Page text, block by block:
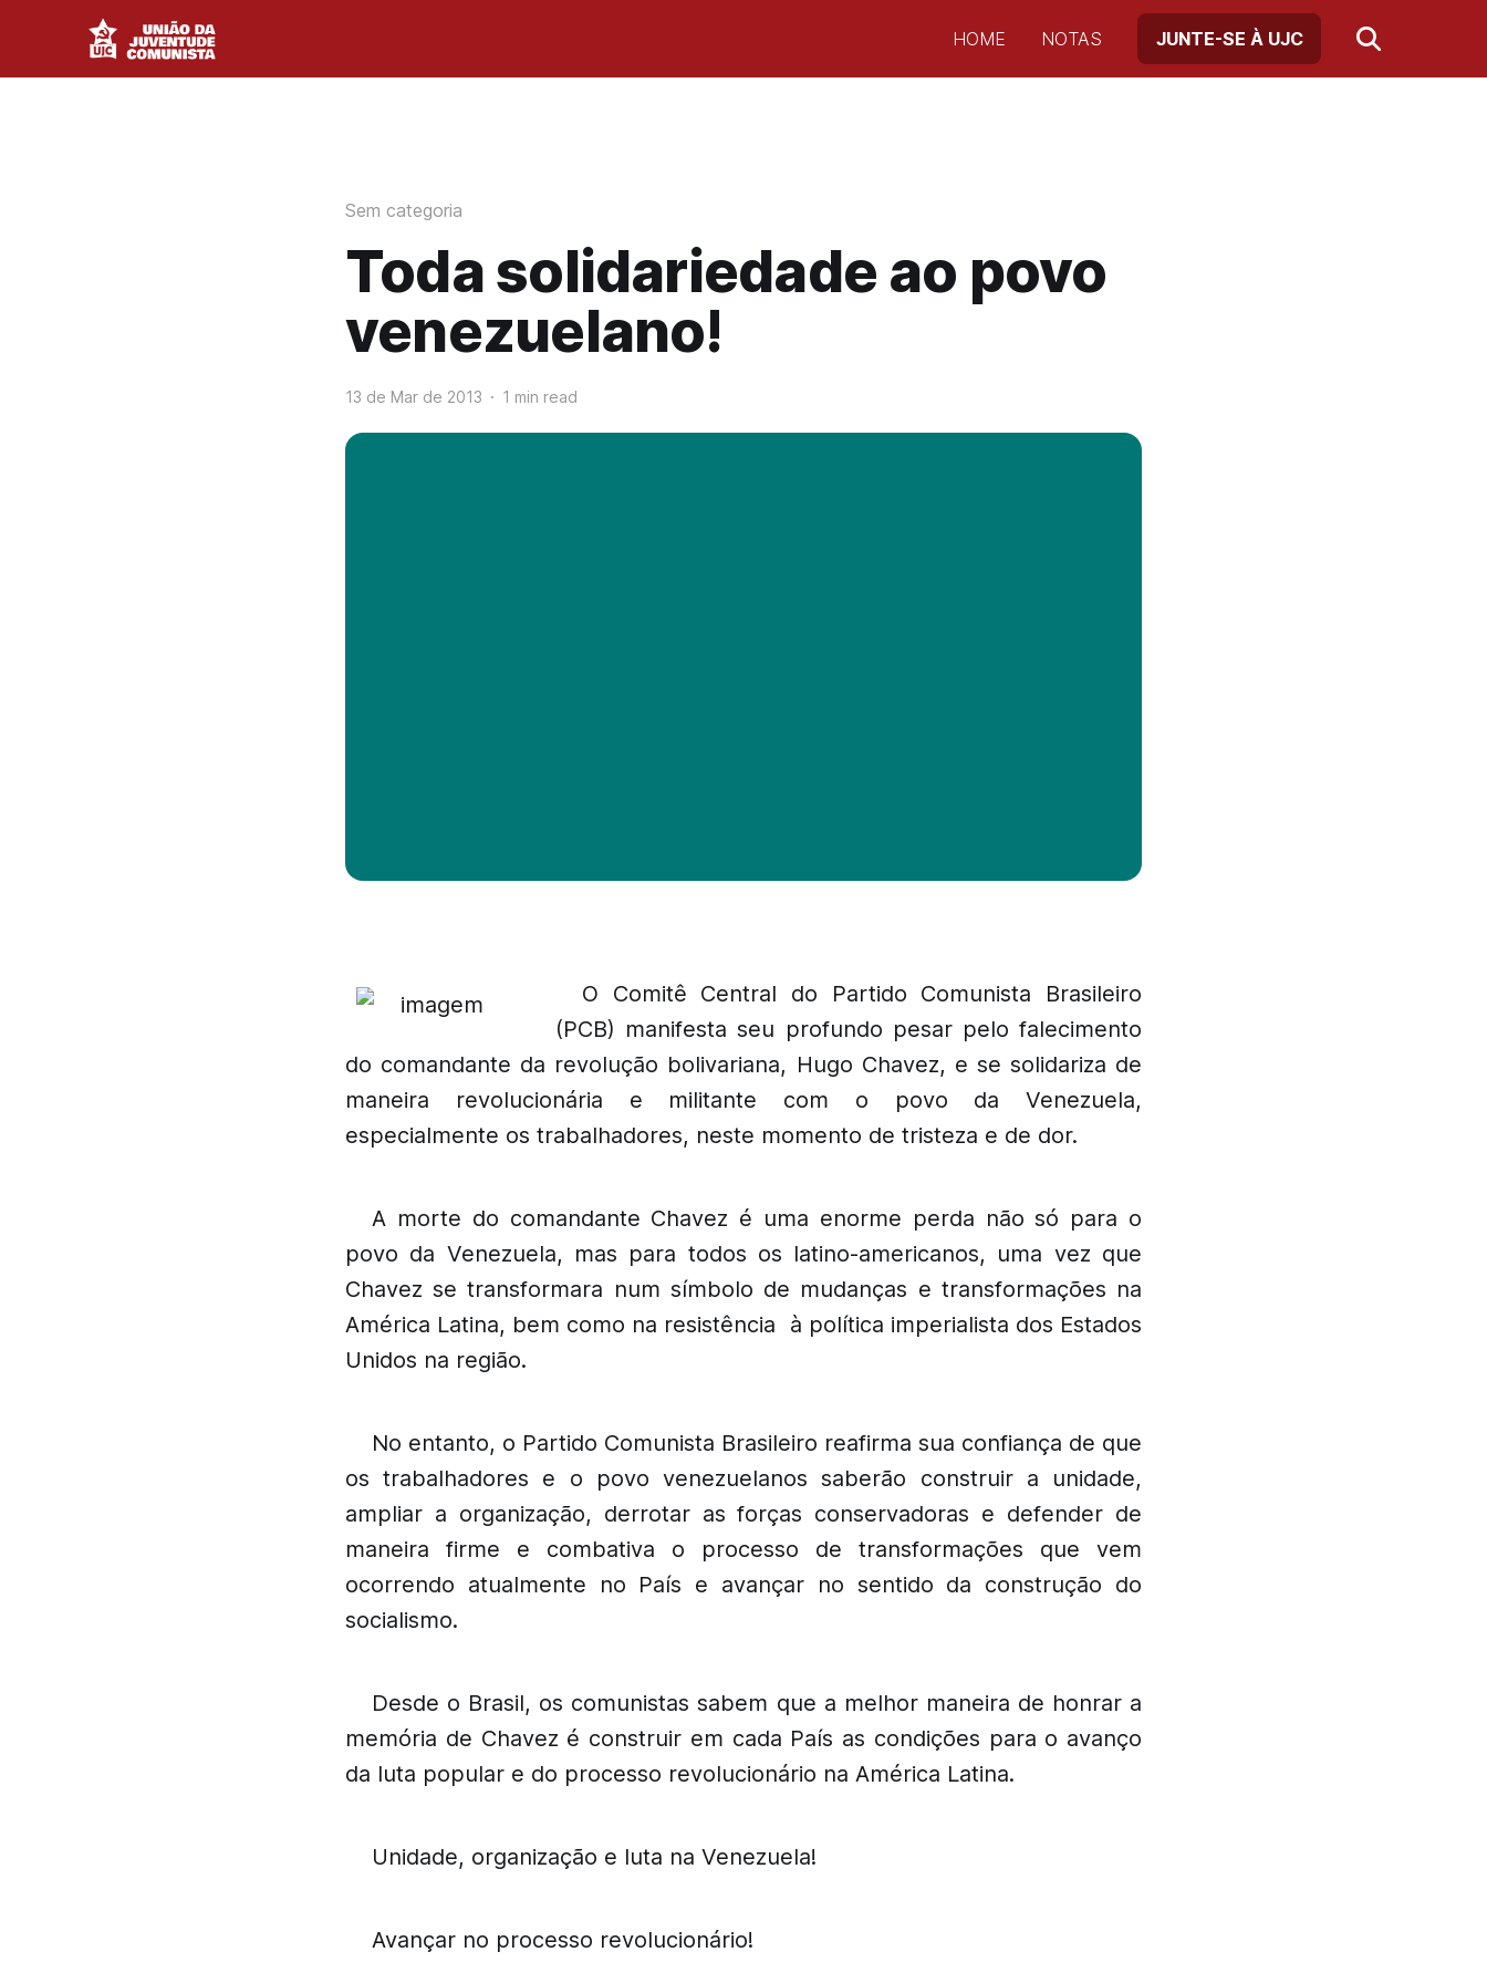
HOME NOTAS JUNTE-SE À UJC
Sem categoria
Toda solidariedade ao povo
venezuelano!
13 de Mar de 2013 1 min read
O Comitê Central do Partido Comunista Brasileiro
(PCB) manifesta seu profundo pesar pelo falecimento
do comandante da revolução bolivariana, Hugo Chavez, e se solidariza de
maneira revolucionária e militante com o povo da Venezuela,
especialmente os trabalhadores, neste momento de tristeza e de dor.
A morte do comandante Chavez é uma enorme perda não só para o
povo da Venezuela, mas para todos os latino-americanos, uma vez que
Chavez se transformara num símbolo de mudanças e transformações na
América Latina, bem como na resistência à política imperialista dos Estados
Unidos na região.
No entanto, o Partido Comunista Brasileiro reafirma sua confiança de que
os trabalhadores e o povo venezuelanos saberão construir a unidade,
ampliar a organização, derrotar as forças conservadoras e defender de
maneira firme e combativa o processo de transformações que vem
ocorrendo atualmente no País e avançar no sentido da construção do
socialismo.
Desde o Brasil, os comunistas sabem que a melhor maneira de honrar a
memória de Chavez é construir em cada País as condições para o avanço
da luta popular e do processo revolucionário na América Latina.
Unidade, organização e luta na Venezuela!
Avançar no processo revolucionário!